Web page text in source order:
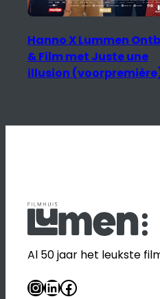
Hanno X Lummen
& Film met Juste une
illusion
Al 50 jaar het leukste
InstagramLinkedIn Facebook